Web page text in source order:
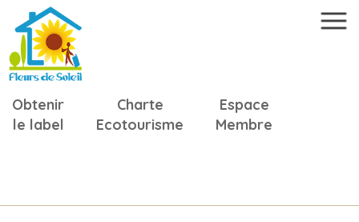
Obtenir
le label
Charte
Ecotourisme
Espace
Membre